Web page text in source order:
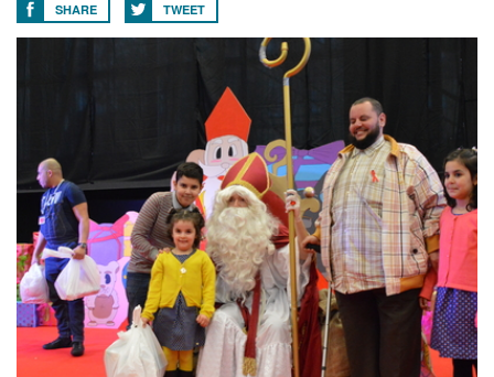
SHARE TWEET